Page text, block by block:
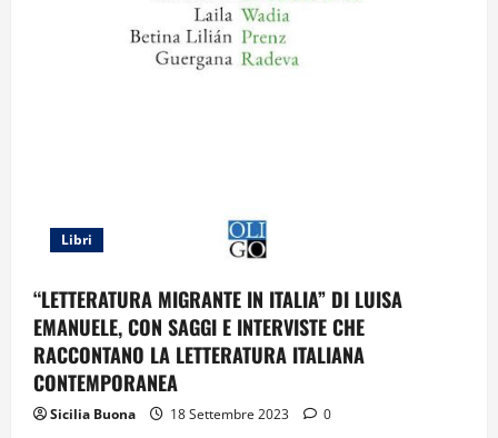
Libri
“LETTERATURA MIGRANTE IN ITALIA” DI LUISA
EMANUELE, CON SAGGI E INTERVISTE CHE
RACCONTANO LA LETTERATURA ITALIANA
CONTEMPORANEA
Sicilia Buona 18 Settembre 2023 0